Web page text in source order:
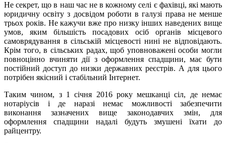
Не секрет, що в наш час не в кожному селі є фахівці, які мають
юридичну освіту з досвідом роботи в галузі права не менше
трьох років. Не кажучи вже про низку інших наведених вище
умов, яким більшість посадових осіб органів місцевого
самоврядування в сільській місцевості нині не відповідають.
Крім того, в сільських радах, щоб уповноважені особи могли
повноцінно вчиняти дії з оформлення спадщини, має бути
постійний доступ до низки державних реєстрів. А для цього
потрібен якісний і стабільний Інтернет.
Таким чином, з 1 січня 2016 року мешканці сіл, де немає
нотаріусів і де наразі немає можливості забезпечити
виконання зазначених вище законодавчих змін, для
оформлення спадщини надалі будуть змушені їхати до
райцентру.